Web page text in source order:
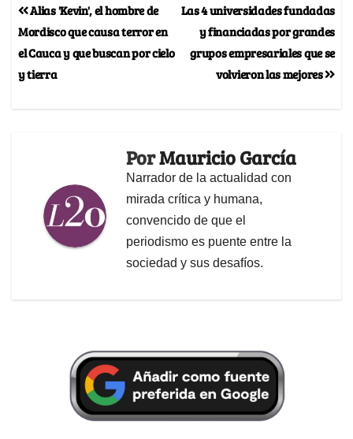
Las 4 universidades fundadas
y financiadas por grandes
grupos empresariales que se
volvieron las mejores
Alias 'Kevin', el hombre de
Mordisco que causa terror en
el Cauca y que buscan por cielo
y tierra
PorMauricio García
Narrador de la actualidad con
mirada crítica y humana,
convencido de que el
periodismo es puente entre la
sociedad y sus desafíos.